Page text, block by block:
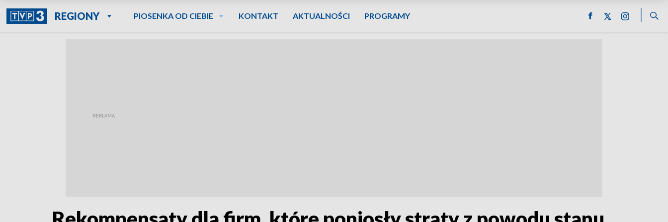
REGIONY PIOSENKA OD CIEBIE KONTAKT AKTUALNOŚCI PROGRAMY